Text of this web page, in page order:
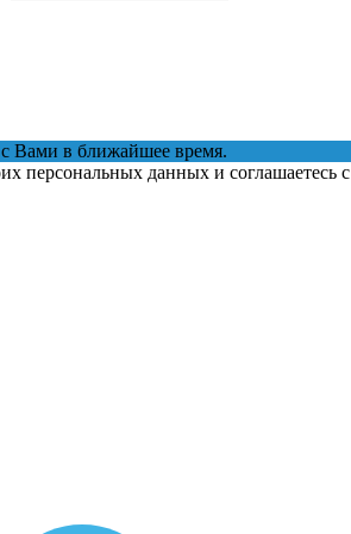
Вами в ближайшее время.
персональных данных и соглашаетесь с